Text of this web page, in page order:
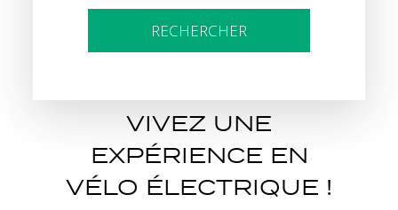
RECHERCHER
VIVEZ UNE
EXPÉRIENCE EN
VÉLO ÉLECTRIQUE !